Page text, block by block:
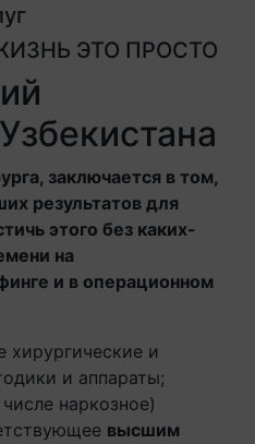
ЭТО ПРОСТО
Узбекистана
заключается в том,
результатов для
этого без каких-
на
и в операционном
хирургические и
и аппараты;
наркозное)
высшим